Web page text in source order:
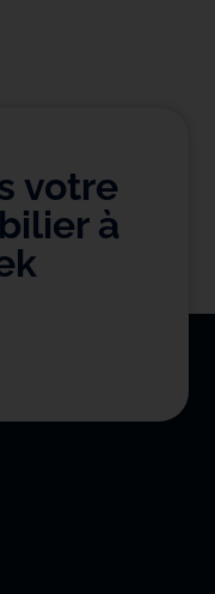
votre
à